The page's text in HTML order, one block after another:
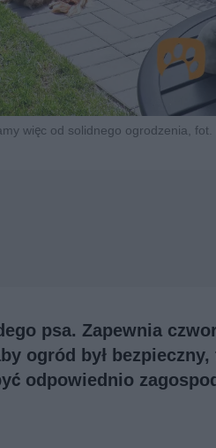
więc od solidnego ogrodzenia,
psa. Zapewnia
ogród był
odpowiednio